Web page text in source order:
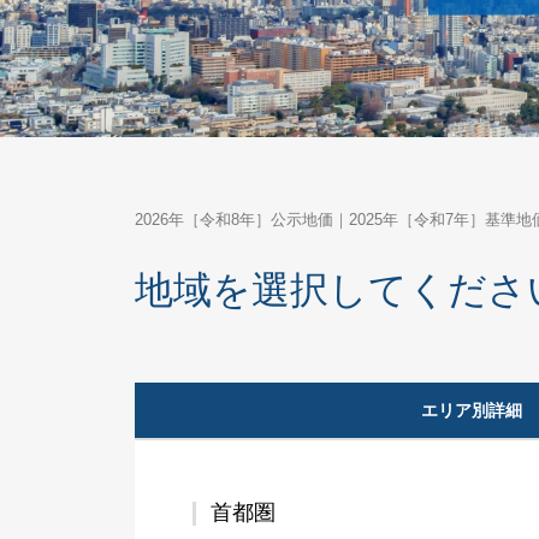
2026年［令和8年］公示地価｜2025年［令和7年］基準地
地域を選択してくださ
エリア別詳細
首都圏